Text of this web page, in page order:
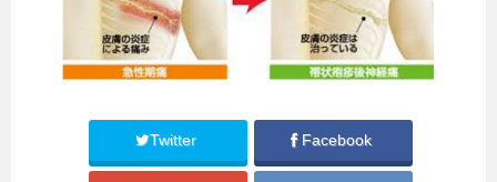
Twitter Facebook